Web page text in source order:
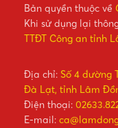
Bản quyền thuộc về
Khi sử dụng lại
TTĐT Công an tỉnh
Địa chỉ: Số 4 đường
Đà Lạt, tỉnh Lâm
Điện thoại:
E-mail: